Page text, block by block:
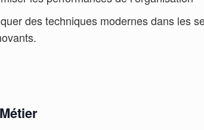
des techniques modernes dans les